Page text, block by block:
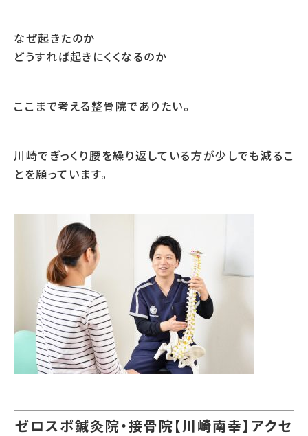
なぜ起きたのか
どうすれば起きにくくなるのか
ここまで考える整骨院でありたい。
川崎でぎっくり腰を繰り返している方が少しでも減るこ
とを願っています。
ゼロスポ鍼灸院・接骨院【川崎南幸】アクセ